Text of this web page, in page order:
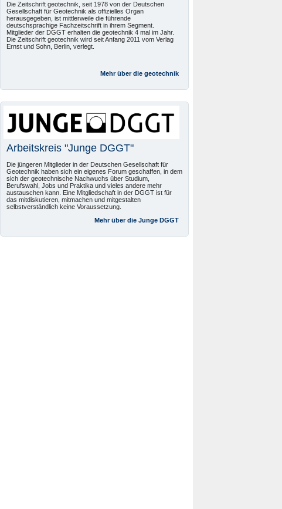
Die Zeitschrift geotechnik, seit 1978 von der Deutschen
Gesellschaft für Geotechnik als offizielles Organ
herausgegeben, ist mittlerweile die führende
deutschsprachige Fachzeitschrift in ihrem Segment.
Mitglieder der DGGT erhalten die geotechnik 4 mal im Jahr.
Die Zeitschrift geotechnik wird seit Anfang 2011 vom Verlag
Ernst und Sohn, Berlin, verlegt.
Mehr über die geotechnik
Arbeitskreis "Junge DGGT"
Die jüngeren Mitglieder in der Deutschen Gesellschaft für
Geotechnik haben sich ein eigenes Forum geschaffen, in dem
sich der geotechnische Nachwuchs über Studium,
Berufswahl, Jobs und Praktika und vieles andere mehr
austauschen kann. Eine Mitgliedschaft in der DGGT ist für
das mitdiskutieren, mitmachen und mitgestalten
selbstverständlich keine Voraussetzung.
Mehr über die Junge DGGT